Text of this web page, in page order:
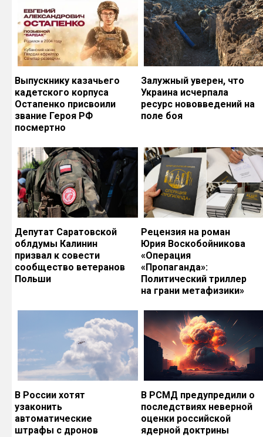
Выпускнику казачьего
кадетского корпуса
Остапенко присвоили
звание Героя РФ
посмертно
Залужный уверен, что
Украина исчерпала
ресурс нововведений на
поле боя
Депутат Саратовской
облдумы Калинин
призвал к совести
сообщество ветеранов
Польши
Рецензия на роман
Юрия Воскобойникова
«Операция
«Пропаганда»:
Политический триллер
на грани метафизики»
В России хотят
узаконить
автоматические
штрафы с дронов
В РСМД предупредили о
последствиях неверной
оценки российской
ядерной доктрины